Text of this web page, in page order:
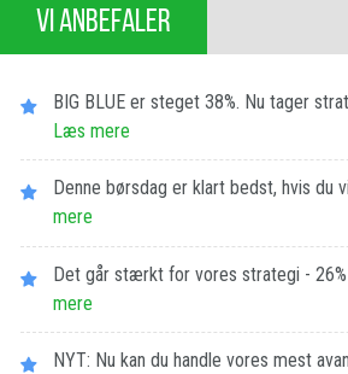
VI ANBEFALER
BIG BLUE er steget 38%. Nu tager
Læs mere
Denne børsdag er klart bedst, hvis du
mere
Det går stærkt for vores strategi -
mere
NYT: Nu kan du handle vores mest